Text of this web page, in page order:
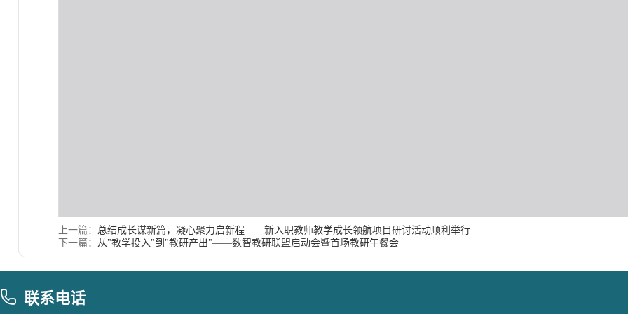
上一篇： 总结成长谋新篇，凝心聚力启新程——新入职教师教学成长领航项目研讨活动顺利举行
下一篇：
从"教学投入"到"教研产出"——数智教研联盟启动会暨首场教研午餐会
联系电话